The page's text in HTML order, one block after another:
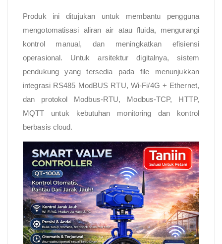
Produk ini ditujukan untuk membantu pengguna
mengotomatisasi aliran air atau fluida, mengurangi
kontrol manual, dan meningkatkan efisiensi
operasional. Untuk arsitektur digitalnya, sistem
pendukung yang tersedia pada file menunjukkan
integrasi RS485 ModBUS RTU, Wi-Fi/4G + Ethernet,
dan protokol Modbus-RTU, Modbus-TCP, HTTP,
MQTT untuk kebutuhan monitoring dan kontrol
berbasis cloud.